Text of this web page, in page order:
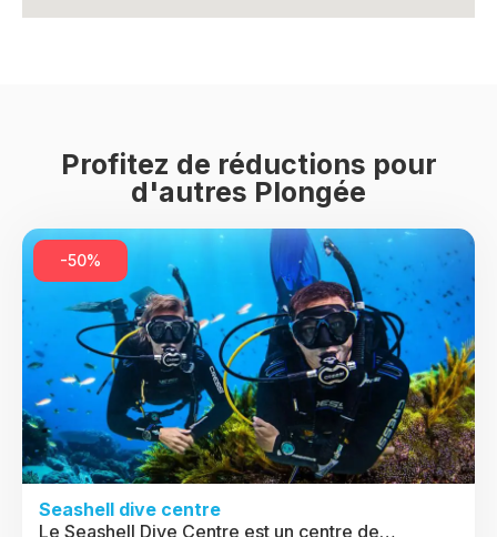
Profitez de réductions pour
d'autres Plongée
-50%
Seashell dive centre
Le Seashell Dive Centre est un centre de…